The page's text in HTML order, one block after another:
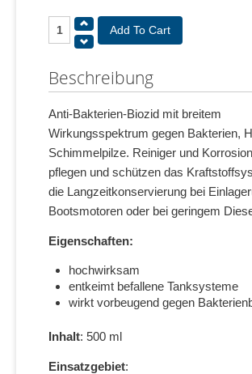
Beschreibung
Anti-Bakterien-Biozid mit breitem
Wirkungsspektrum gegen Bakterien,
Schimmelpilze. Reiniger und
pflegen und schützen das
die Langzeitkonservierung bei
Bootsmotoren oder bei geringem
Eigenschaften:
hochwirksam
entkeimt befallene Tanksysteme
wirkt vorbeugend gegen
Inhalt: 500 ml
Einsatzgebiet: